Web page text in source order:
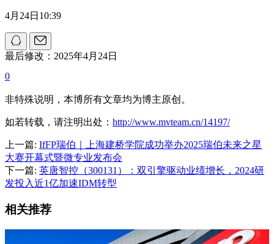
4月24日10:39
最后修改：2025年4月24日
0
非特殊说明，本博所有文章均为博主原创。
如若转载，请注明出处： http://www.mvteam.cn/14197/
上一篇: IfFP瑞伯｜上海建桥学院成功举办2025瑞伯未来之星
大赛开幕式暨微专业发布会
下一篇: 英唐智控（300131）：双引擎驱动业绩增长，2024研
发投入近1亿加速IDM转型
相关推荐